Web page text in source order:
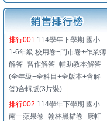
排行001 114學年下學期 國小
1-6年級 校用卷+門市卷+作業簿
解答+習作解答+輔助教本解答
(全年級+全科目+全版本+含解
答)合輯版(3片裝)
排行002 114學年下學期 國小
南一蘋果卷+翰林黑貓卷+康軒